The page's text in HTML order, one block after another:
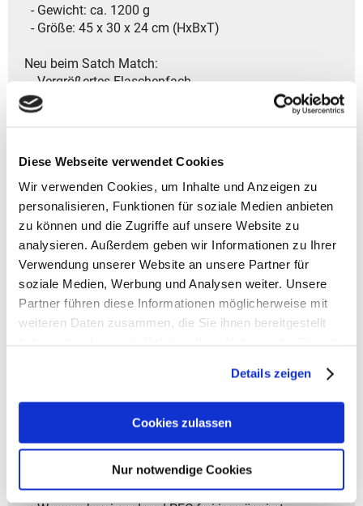
Diese Webseite verwendet Cookies
Wir verwenden Cookies, um Inhalte und Anzeigen zu
personalisieren, Funktionen für soziale Medien anbieten
zu können und die Zugriffe auf unsere Website zu
analysieren. Außerdem geben wir Informationen zu Ihrer
Verwendung unserer Website an unsere Partner für
soziale Medien, Werbung und Analysen weiter. Unsere
Partner führen diese Informationen möglicherweise mit
weiteren Daten zusammen, die Sie ihnen bereitgestellt
Details zeigen
Cookies zulassen
Nur notwendige Cookies
- Gewicht: ca. 1200 g
- Größe: 45 x 30 x 24 cm (HxBxT)
Neu beim Satch Match:
- Vergrößertes Flaschenfach
- Verkleinerter Side Organizer
- Wasserablauf an der Fronttasche
- Rückenfreundlich und individuell anpassbar auf
Körpergrößen von 1,40 bis 1,80 m
- Reflektierende Elemente für mehr Sicherheit im
Straßenverkehr
- Vier praktische Fächer inklusive Side Organizer für
perfekte Ordnung
- Gepolstertes Laptopfach für Geräte bis ca.15 Zoll
und zusätzlichem Fach fürs Tablet
- Dehnbare Seitentasche für Trinkflaschen, Snacks
- Zusätzliche Fronttasche für praktischen Extra-
- Standfest & robust und bleibt sicher stehen
- Hergestellt aus bis zu 100 % recycelten PET-Flaschen
- Obermaterial: 100 % recyceltes Polyester
- Innenfutter: 100 % Polyester